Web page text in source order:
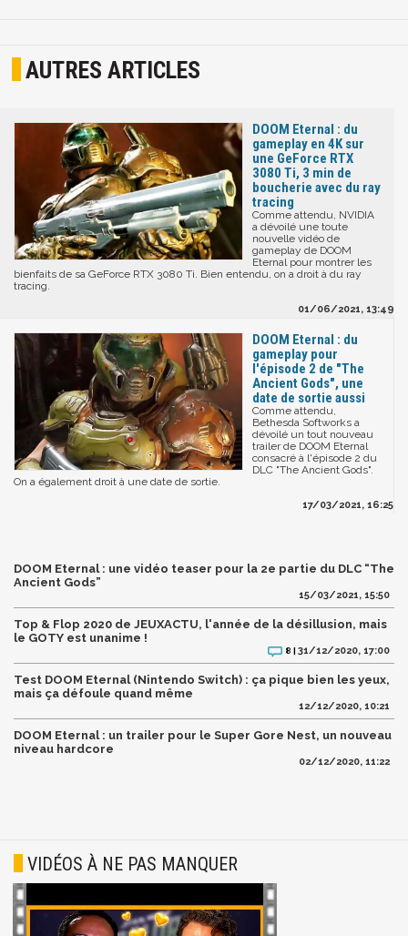
AUTRES ARTICLES
DOOM Eternal : du
gameplay en 4K sur
une GeForce RTX
3080 Ti, 3 min de
boucherie avec du ray
tracing
Comme attendu, NVIDIA
a dévoilé une toute
nouvelle vidéo de
gameplay de DOOM
Eternal pour montrer les
bienfaits de sa GeForce RTX 3080 Ti. Bien entendu, on a droit à du ray
tracing.
01/06/2021, 13:49
DOOM Eternal : du
gameplay pour
l'épisode 2 de "The
Ancient Gods", une
date de sortie aussi
Comme attendu,
Bethesda Softworks a
dévoilé un tout nouveau
trailer de DOOM Eternal
consacré à l'épisode 2 du
DLC "The Ancient Gods".
On a également droit à une date de sortie.
17/03/2021, 16:25
DOOM Eternal : une vidéo teaser pour la 2e partie du DLC “The
Ancient Gods”
15/03/2021, 15:50
Top & Flop 2020 de JEUXACTU, l'année de la désillusion, mais
le GOTY est unanime !
8 | 31/12/2020, 17:00
Test DOOM Eternal (Nintendo Switch) : ça pique bien les yeux,
mais ça défoule quand même
12/12/2020, 10:21
DOOM Eternal : un trailer pour le Super Gore Nest, un nouveau
niveau hardcore
02/12/2020, 11:22
VIDÉOS À NE PAS MANQUER